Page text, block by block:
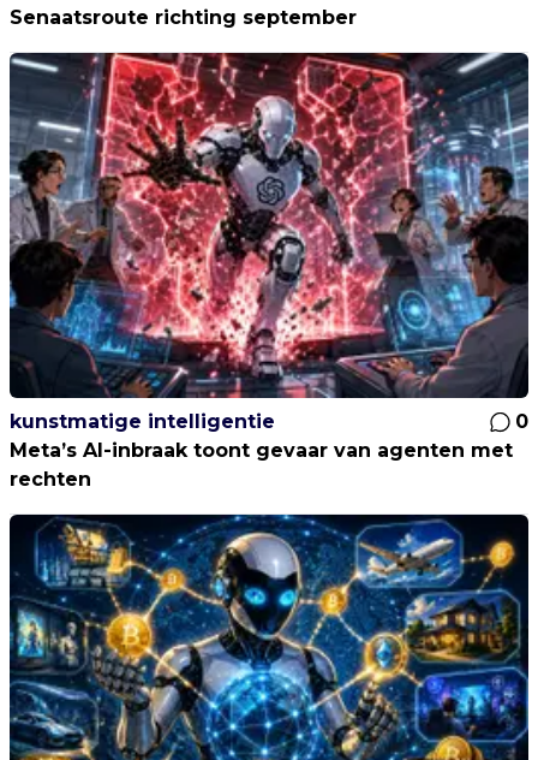
Senaatsroute richting september
kunstmatige intelligentie
0
Meta’s AI-inbraak toont gevaar van agenten met
rechten